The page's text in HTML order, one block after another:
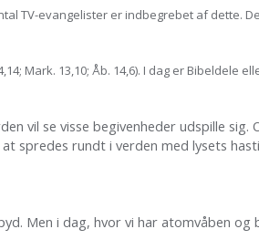
TV-evangelister er indbegrebet af dette.
Mark. 13,10; Åb. 14,6). I dag er Bibeldele
vil se visse begivenheder udspille
rundt i verden med lysets
Men i dag, hvor vi har atomvåben og